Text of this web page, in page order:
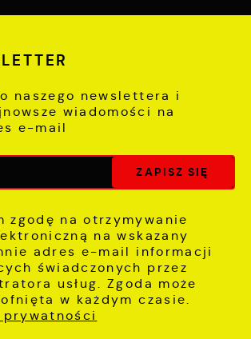
naszego newslettera i
wiadomości na
e-mail
zgodę na otrzymywanie
na wskazany
adres e-mail informacji
świadczonych przez
usług. Zgoda może
w każdym czasie.